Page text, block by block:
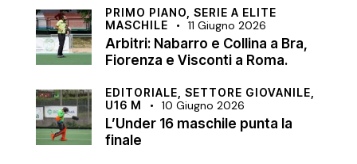
PRIMO PIANO, SERIE A ELITE
MASCHILE
11 Giugno 2026
Arbitri: Nabarro e Collina a Bra,
Fiorenza e Visconti a Roma.
EDITORIALE, SETTORE GIOVANILE,
U16 M
10 Giugno 2026
L’Under 16 maschile punta la
finale